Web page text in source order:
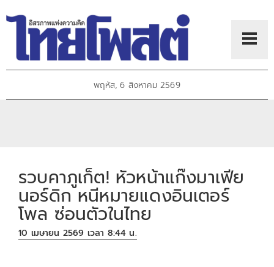
พฤหัส, 6 สิงหาคม 2569
รวบคาภูเก็ต! หัวหน้าแก๊งมาเฟีย
นอร์ดิก หนีหมายแดงอินเตอร์
โพล ซ่อนตัวในไทย
10 เมษายน 2569 เวลา 8:44 น.